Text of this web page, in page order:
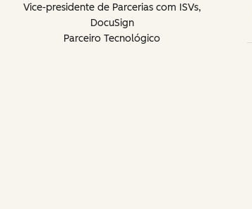
Vice-presidente de Parcerias com ISVs,
DocuSign
Parceiro Tecnológico